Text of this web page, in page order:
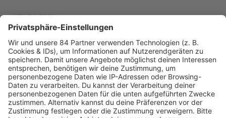
MEHR LESEN
PODCAST-GÄSTE: MEHR NEWS